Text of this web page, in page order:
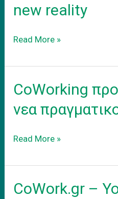
new reality
Coworking
adapt
the
reality
Read More »
CoWorking
νεα
CoWorking
στην
πραγματικοτητα
Read More »
CoWork.gr –